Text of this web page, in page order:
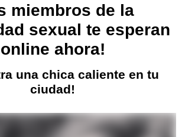
miembros de la
sexual te esperan
online ahora!
una chica caliente en tu
ciudad!